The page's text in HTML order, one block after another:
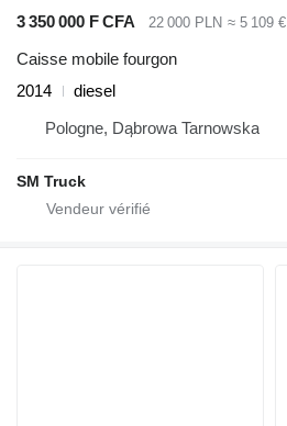
3 350 000 F CFA
22 000 PLN ≈ 5 109 €
Caisse mobile fourgon
2014
diesel
Pologne, Dąbrowa Tarnowska
SM Truck